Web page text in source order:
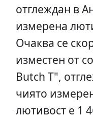
отглеждан в
измерена
Очаква се
изместен от
Butch T",
чиято
лютивост е 1